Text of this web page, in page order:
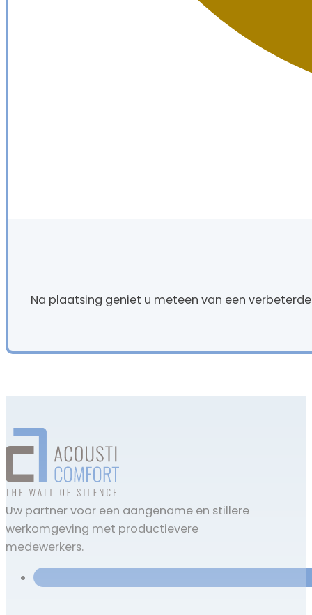
Na plaatsing geniet u meteen van een
Uw partner voor een aangename en stillere
werkomgeving met productievere
medewerkers.